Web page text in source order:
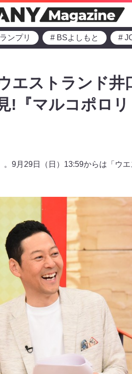
ンプリ # BSよしもと #
エストランド井
!『マルコポロ
9月29日（日）13:59からは「ウ